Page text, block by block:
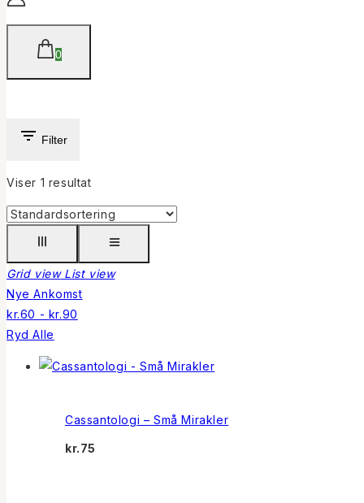
0
Filter
Viser 1 resultat
Grid view List view
Nye Ankomst
kr.60 - kr.90
Ryd Alle
Cassantologi – Små Mirakler
kr.75